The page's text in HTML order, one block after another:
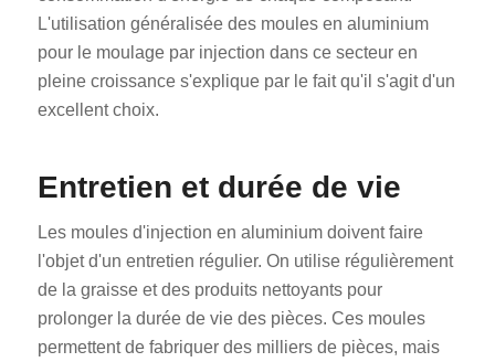
L'utilisation généralisée des moules en aluminium
pour le moulage par injection dans ce secteur en
pleine croissance s'explique par le fait qu'il s'agit d'un
excellent choix.
Entretien et durée de vie
Les moules d'injection en aluminium doivent faire
l'objet d'un entretien régulier. On utilise régulièrement
de la graisse et des produits nettoyants pour
prolonger la durée de vie des pièces. Ces moules
permettent de fabriquer des milliers de pièces, mais